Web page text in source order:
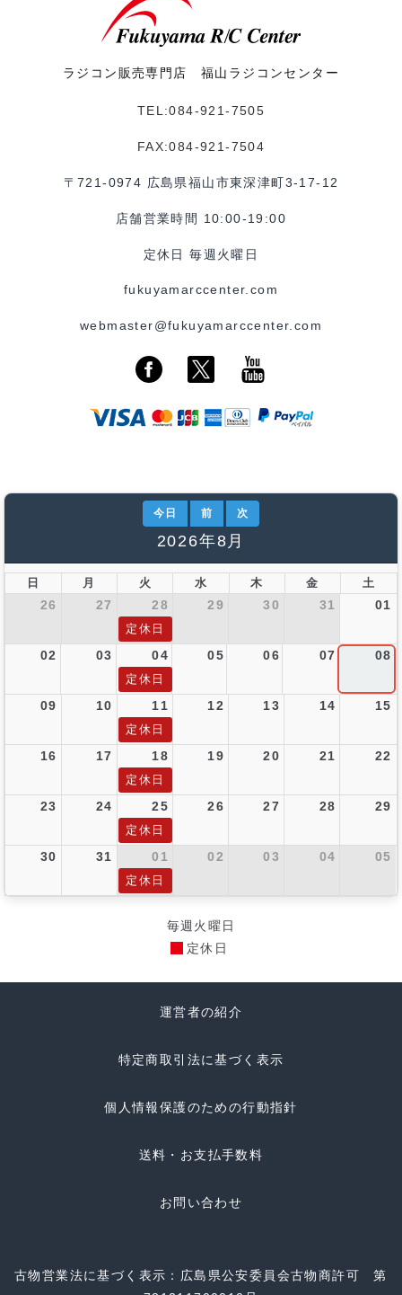
ラジコン販売専門店 福山ラジコンセンター
TEL:084-921-7505
FAX:084-921-7504
〒721-0974 広島県福山市東深津町3-17-12
店舗営業時間 10:00-19:00
定休日 毎週火曜日
fukuyamarccenter.com
webmaster@fukuyamarccenter.com
今日 前 次
2026年8月
日 月 火 水 木 金 土
26 27 28 29 30 31 01
定休日
02 03 04 05 06 07 08
定休日
09 10 11 12 13 14 15
定休日
16 17 18 19 20 21 22
定休日
23 24 25 26 27 28 29
定休日
30 31 01 02 03 04 05
定休日
毎週火曜日
定休日
運営者の紹介
特定商取引法に基づく表示
個人情報保護のための行動指針
送料・お支払手数料
お問い合わせ
古物営業法に基づく表示：広島県公安委員会古物商許可 第